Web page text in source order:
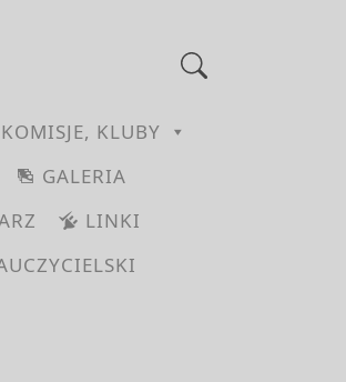
KOMISJE, KLUBY
GALERIA
LINKI